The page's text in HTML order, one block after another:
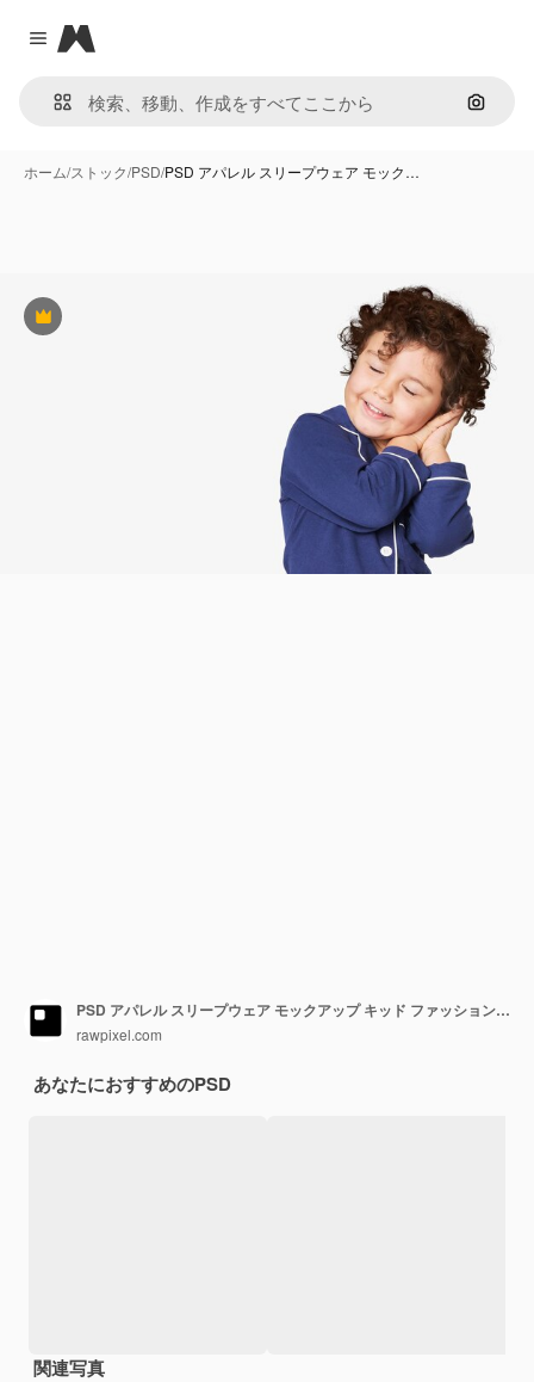
Close menu
Magnific
画像で
ホーム/ストック/PSD/PSD アパレル スリープウェア モック…
Premium
PSD アパレル スリープウェア モックアップ キッド ファッション スタジオ ショット
rawpixel.com
あなたにおすすめのPSD
関連写真